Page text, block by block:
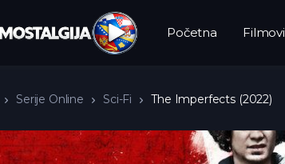
Početna Filmovi
Serije Online Sci-Fi The Imperfects (2022)